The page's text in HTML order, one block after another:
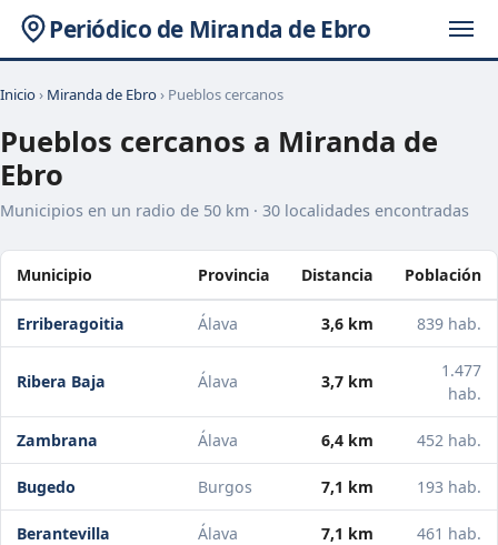
Periódico de Miranda de Ebro
Inicio› Miranda de Ebro› Pueblos cercanos
Pueblos cercanos a Miranda de
Ebro
Municipios en un radio de 50 km · 30 localidades encontradas
Municipio Provincia Distancia Población
Erriberagoitia Álava 3,6 km 839 hab.
Ribera Baja Álava 3,7 km
1.477
hab.
Zambrana Álava 6,4 km 452 hab.
Bugedo Burgos 7,1 km 193 hab.
Berantevilla Álava 7,1 km 461 hab.